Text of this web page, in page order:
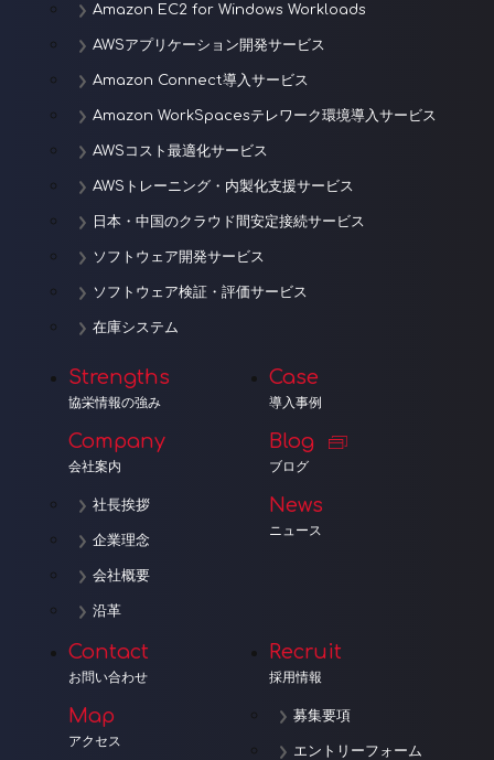
Amazon EC2 for Windows Workloads
AWSアプリケーション開発サービス
Amazon Connect導入サービス
Amazon WorkSpacesテレワーク環境導入サービス
AWSコスト最適化サービス
AWSトレーニング・内製化支援サービス
日本・中国のクラウド間安定接続サービス
ソフトウェア開発サービス
ソフトウェア検証・評価サービス
在庫システム
Strengths
協栄情報の強み
Company
会社案内
社長挨拶
企業理念
会社概要
沿革
Case
導入事例
Blog
ブログ
News
ニュース
Contact
お問い合わせ
Map
アクセス
Recruit
採用情報
募集要項
エントリーフォーム